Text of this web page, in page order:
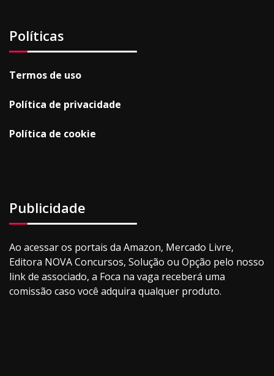
Políticas
Termos de uso
Política de privacidade
Política de cookie
Publicidade
Ao acessar os portais da Amazon, Mercado Livre,
Editora NOVA Concursos, Solução ou Opção pelo nosso
link de associado, a Foca na vaga receberá uma
comissão caso você adquira qualquer produto.